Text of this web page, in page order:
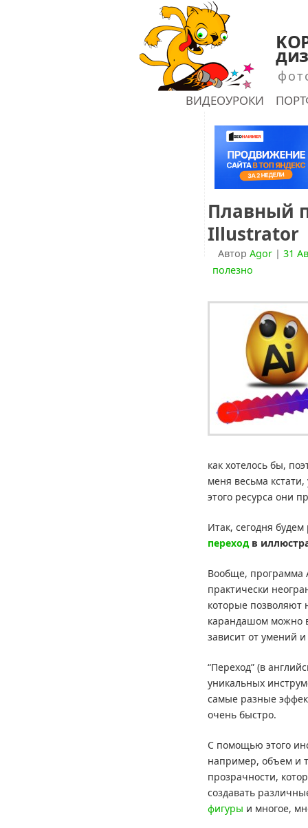
ВИДЕОУРОКИ
Плавный
Illustrator
Автор Agor | 31
полезно
как хотелось бы,
меня весьма
этого ресурса они
Итак, сегодня
переходв
Вообще, программа
практически
которые позволяют
карандашом можно
зависит от умений
“Переход” (в
уникальных
самые разные
очень быстро.
С помощью этого
например, объем и
прозрачности,
создавать
фигуры и многое,